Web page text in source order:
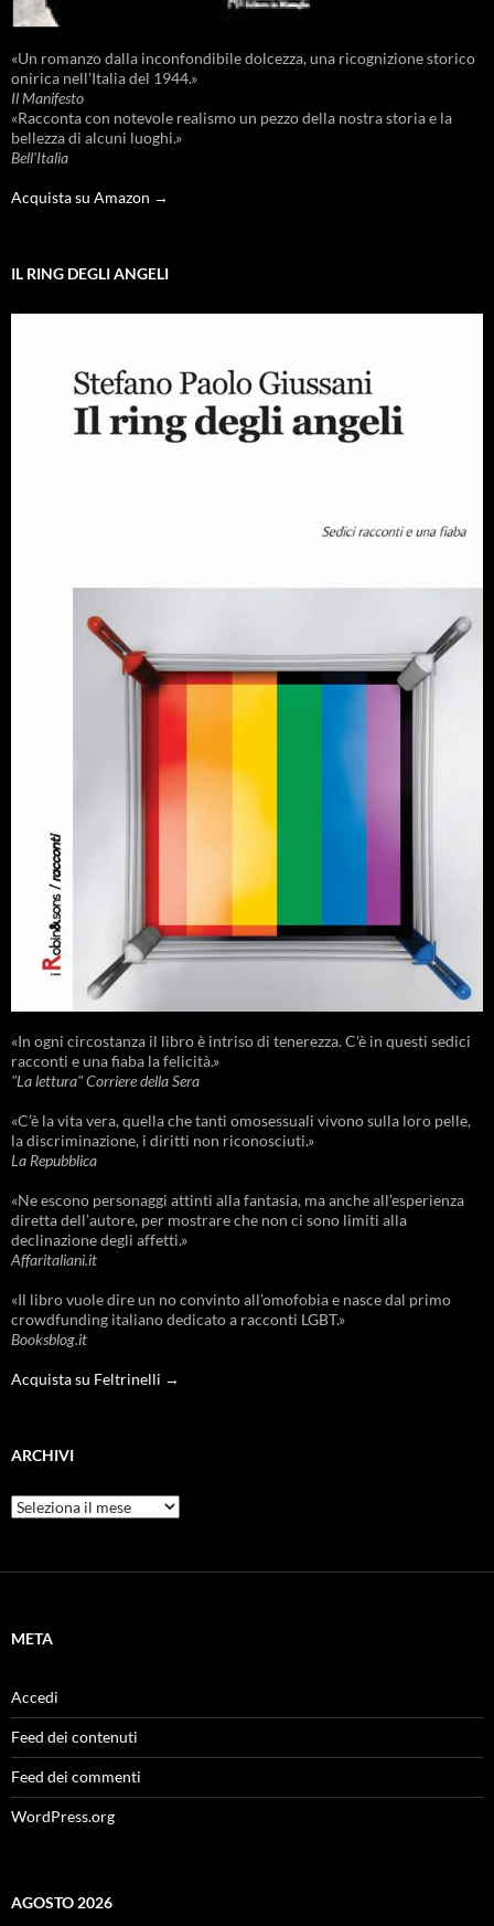
«Un romanzo dalla inconfondibile dolcezza, una ricognizione storico
onirica nell'Italia del 1944.»
Il Manifesto
«Racconta con notevole realismo un pezzo della nostra storia e la
bellezza di alcuni luoghi.»
Bell'Italia
Acquista su Amazon →
IL RING DEGLI ANGELI
«In ogni circostanza il libro è intriso di tenerezza. C'è in questi sedici
racconti e una fiaba la felicità.»
"La lettura" Corriere della Sera
«C’è la vita vera, quella che tanti omosessuali vivono sulla loro pelle,
la discriminazione, i diritti non riconosciuti.»
La Repubblica
«Ne escono personaggi attinti alla fantasia, ma anche all’esperienza
diretta dell’autore, per mostrare che non ci sono limiti alla
declinazione degli affetti.»
Affaritaliani.it
«Il libro vuole dire un no convinto all’omofobia e nasce dal primo
crowdfunding italiano dedicato a racconti LGBT.»
Booksblog.it
Acquista su Feltrinelli →
ARCHIVI
Archivi
META
Accedi
Feed dei contenuti
Feed dei commenti
WordPress.org
AGOSTO 2026